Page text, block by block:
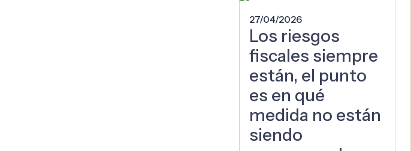
27/04/2026
Los riesgos
fiscales siempre
están, el punto
es en qué
medida no están
siendo